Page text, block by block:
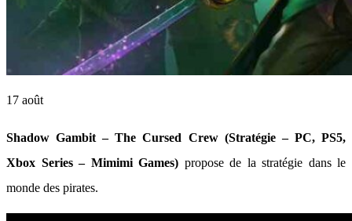
17 août
Shadow Gambit – The Cursed Crew (Stratégie – PC, PS5,
Xbox Series – Mimimi Games) propose de la stratégie dans le
monde des pirates.